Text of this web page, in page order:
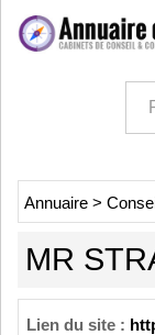
Annuaire >
MR
Lien du site :